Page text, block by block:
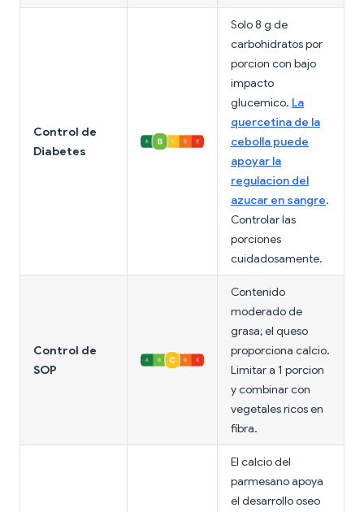
Control de
Diabetes
Solo 8 g de
carbohidratos por
porcion con bajo
impacto
glucemico. La
quercetina de la
cebolla puede
apoyar la
regulacion del
azucar en sangre.
Controlar las
porciones
cuidadosamente.
Control de
SOP
Contenido
moderado de
grasa; el queso
proporciona calcio.
Limitar a 1 porcion
y combinar con
vegetales ricos en
fibra.
El calcio del
parmesano apoya
el desarrollo oseo